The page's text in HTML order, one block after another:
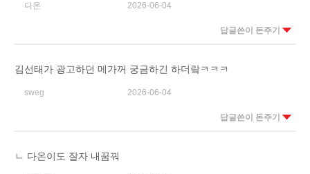
다온 2026-06-04
답글쓴이 돈주기
김선태가 광고하던 메가꺼 궁금하긴 하더랔ㅋㅋㅋ
sweg 2026-06-04
답글쓴이 돈주기
ㄴ 다온이도 잘자 내꿈꿔